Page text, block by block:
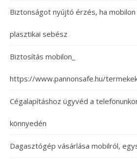
Biztonságot nyújtó érzés, ha
plasztikai sebész
Biztosítás mobilon_
https://www.pannonsafe.hu/
Cégalapításhoz ügyvéd a
könnyedén
Dagasztógép vásárlása mobilról,